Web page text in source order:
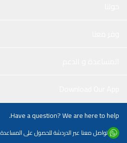
Have a question? We are here to help.
تواصل معنا عبر الدردشة للحصول على المساعدة